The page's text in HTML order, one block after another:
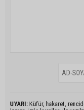
UYARI: Küfür, hakaret,